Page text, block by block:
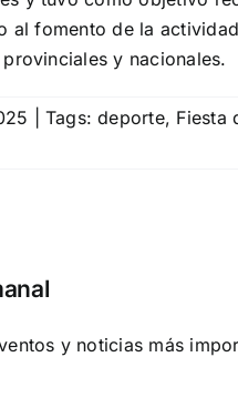
al fomento de la
y nacionales.
Tags:deporte, Fiesta
y noticias más